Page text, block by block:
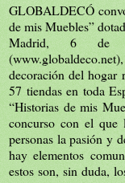
GLOBALDECÓ
de mis Muebles”
Madrid, 6 de
decoración del hogar
57 tiendas en toda
“Historias de mis
concurso con el que
personas la pasión y
hay elementos
estos son, sin duda,